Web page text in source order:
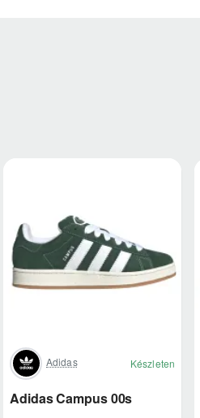
Adidas Készleten
Adidas Campus 00s